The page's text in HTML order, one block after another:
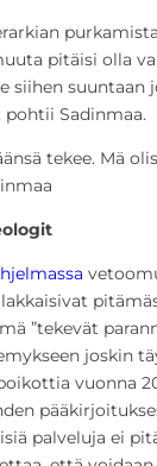
pitäisi olla
siihen suuntaan
pohtii Sadinmaa.
tekee. Mä
”tekevät
joskin
vuonna
palveluja ei